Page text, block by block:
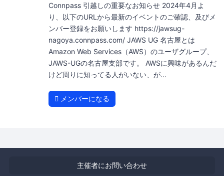
Connpass 引越しの重要なお知らせ 2024年4月よ
り、以下のURLから最新のイベントのご確認、及びメ
ンバー登録をお願いします https://jawsug-
nagoya.connpass.com/ JAWS UG 名古屋とは
Amazon Web Services（AWS）のユーザグループ、
JAWS-UGの名古屋支部です。 AWSに興味があるんだ
けど周りに知ってる人がいない、が...
メンバーになる
主催者にお問い合わせ